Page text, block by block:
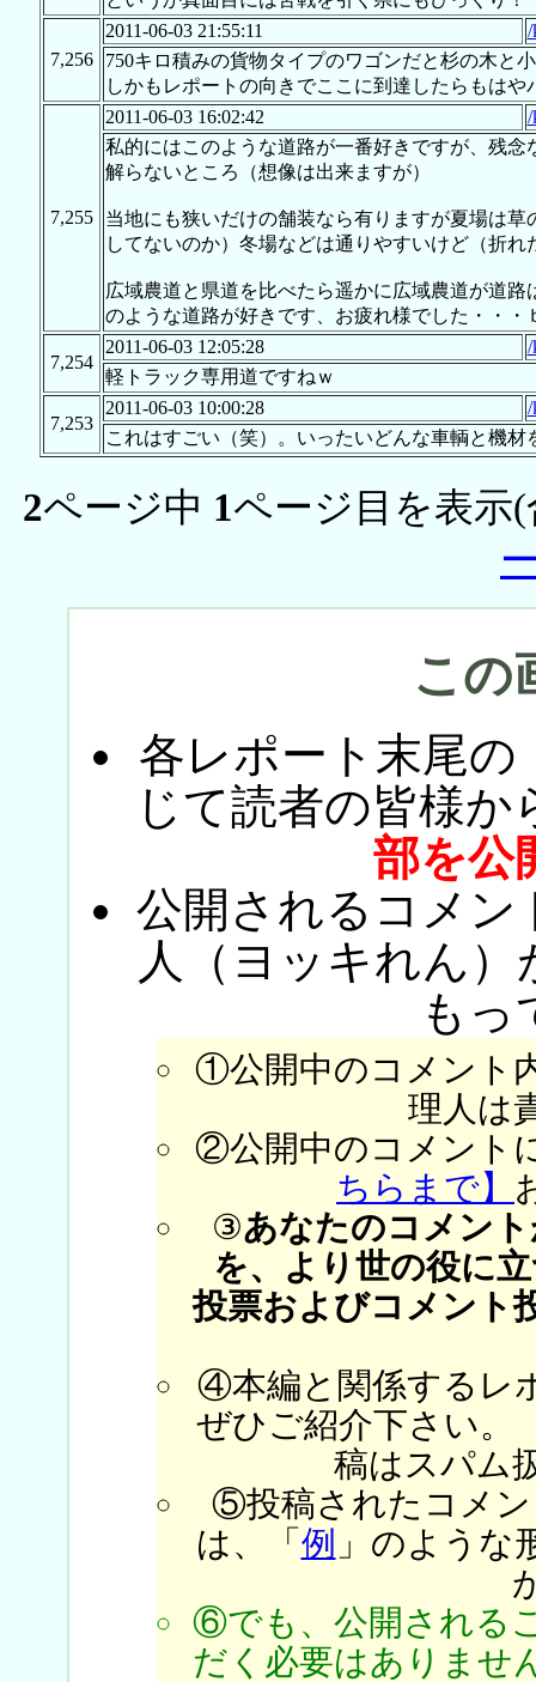
7,256
2011-06-03 21:55:11
/
750キロ積みの貨物タイプのワゴンだと杉の木と
しかもレポートの向きでここに到達したらもは
7,255
2011-06-03 16:02:42
/
私的にはこのような道路が一番好きですが、残
解らないところ（想像は出来ますが）
当地にも狭いだけの舗装なら有りますが夏場は
してないのか）冬場などは通りやすいけど（折
広域農道と県道を比べたら遥かに広域農道が道
のような道路が好きです、お疲れ様でした・・・
7,254
2011-06-03 12:05:28
/
軽トラック専用道ですねｗ
7,253
2011-06-03 10:00:28
/
これはすごい（笑）。いったいどんな車輌と機
2ページ中 1ページ目を表示(
この
各レポート末尾の
じて読者の皆様か
部を公
公開されるコメン
人（ヨッキれん
もっ
①公開中のコメント
理人は
②公開中のコメント
ちらまで】
③あなたのコメン
を、より世の役に
投票およびコメント
④本編と関係するレ
ぜひご紹介下さい。
稿はスパム
⑤投稿されたコメン
は、「 例 」のような
⑥でも、公開される
だく必要はありませ